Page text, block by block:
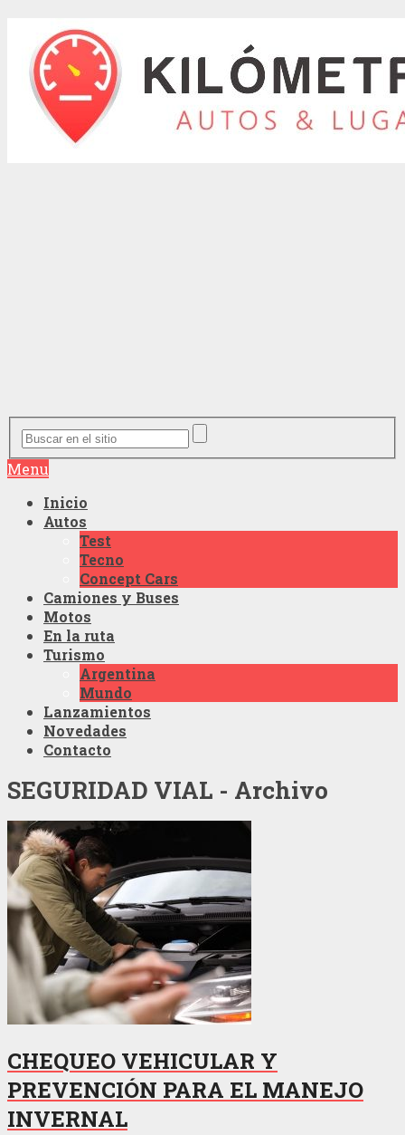
Menu
Inicio
Autos
Test
Tecno
Concept Cars
Camiones y Buses
Motos
En la ruta
Turismo
Argentina
Mundo
Lanzamientos
Novedades
Contacto
SEGURIDAD VIAL - Archivo
CHEQUEO VEHICULAR Y
PREVENCIÓN PARA EL MANEJO
INVERNAL